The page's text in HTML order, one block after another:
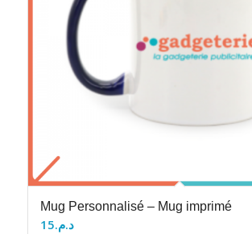
Mug Personnalisé – Mug imprimé
د.م.15